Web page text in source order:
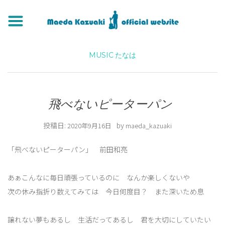
MUSIC たなは
飛べないピーターパン
投稿日: 2020年9月16日 by maeda_kazuaki
「飛べないピーターパン」 前田和亮
あぁこんなに毎日頑張っているのに なんか楽しくないや
次の休み指折り数えてみては 今日何度目？ また深いため息
譲れない夢もあるし 生活だってあるし 君を大切にしていたい